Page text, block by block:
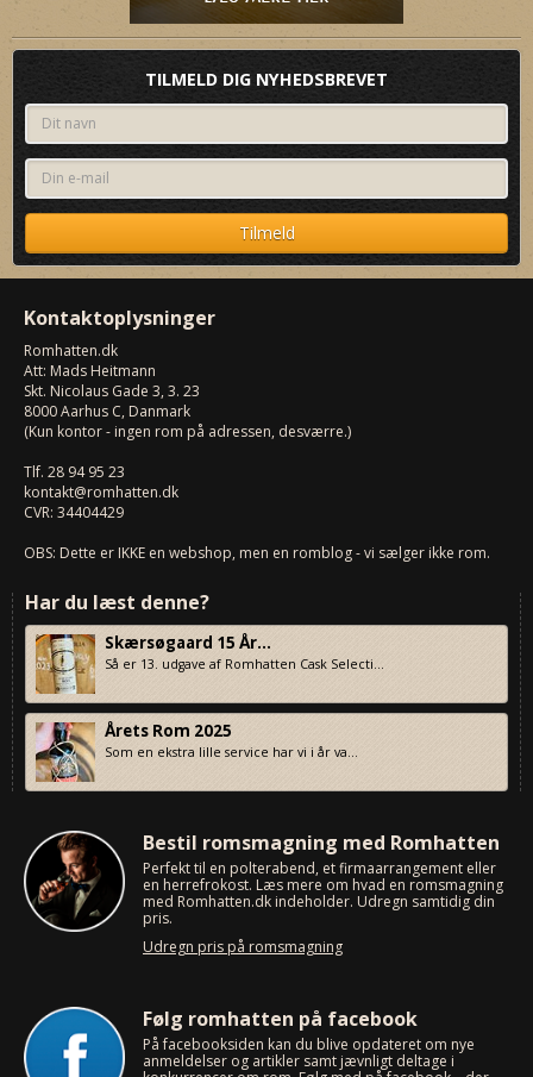
TILMELD DIG NYHEDSBREVET
Kontaktoplysninger
Romhatten.dk
Att: Mads Heitmann
Skt. Nicolaus Gade 3, 3. 23
8000Aarhus C, Danmark
(Kun kontor - ingen rom på adressen, desværre.)
Tlf. 28 94 95 23
kontakt@romhatten.dk
CVR: 34404429
OBS: Dette er IKKE en webshop, men en romblog - vi sælger ikke rom.
Har du læst denne?
Skærsøgaard 15 År...
Så er 13. udgave af Romhatten Cask Selecti...
Årets Rom 2025
Som en ekstra lille service har vi i år va...
Bestil romsmagning med Romhatten
Perfekt til en polterabend, et firmaarrangement eller
en herrefrokost. Læs mere om hvad en romsmagning
med Romhatten.dk indeholder. Udregn samtidig din
pris.
Udregn pris på romsmagning
Følg romhatten på facebook
På facebooksiden kan du blive opdateret om nye
anmeldelser og artikler samt jævnligt deltage i